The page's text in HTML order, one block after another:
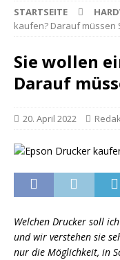
STARTSEITE
kaufen? Darauf müssen
Sie wollen
Darauf
20. April 2022
Welchen Drucker soll
und wir verstehen sie
nur die Möglichkeit, in